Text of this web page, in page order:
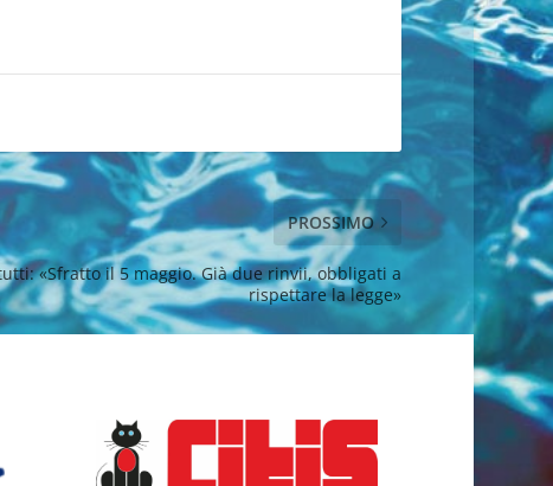
PROSSIMO
«Sfratto il 5 maggio. Già due rinvii, obbligati a
rispettare la legge»